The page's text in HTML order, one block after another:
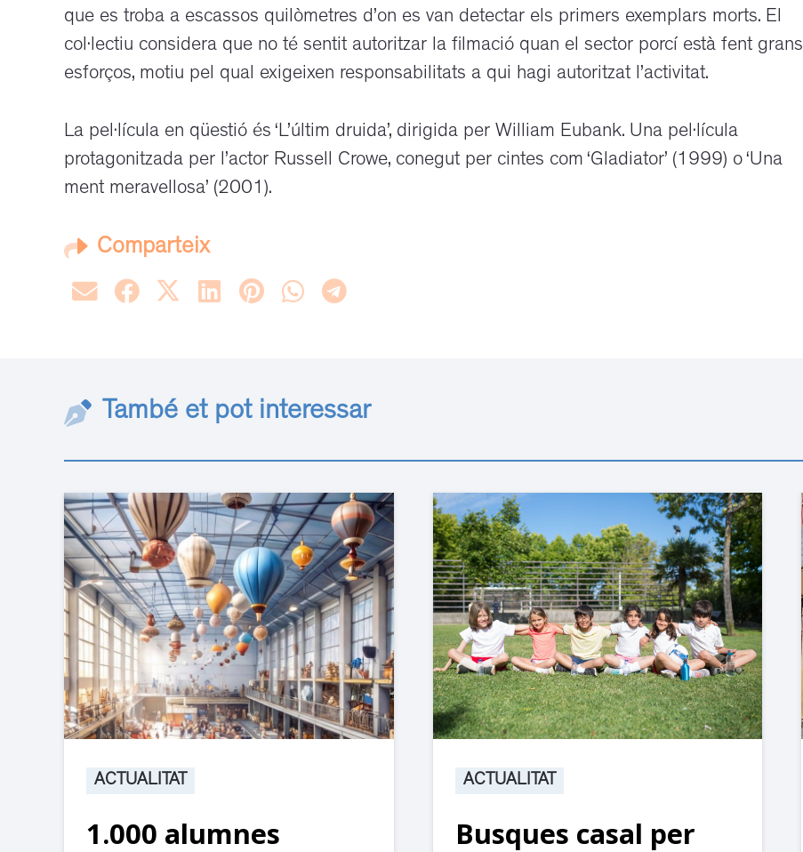
que es troba a escassos quilòmetres d’on es van detectar els primers exemplars morts. El
col·lectiu considera que no té sentit autoritzar la filmació quan el sector porcí està fent grans
esforços, motiu pel qual exigeixen responsabilitats a qui hagi autoritzat l’activitat.
La pel·lícula en qüestió és ‘L’últim druida’, dirigida per William Eubank. Una pel·lícula
protagonitzada per l’actor Russell Crowe, conegut per cintes com ‘Gladiator’ (1999) o ‘Una
ment meravellosa’ (2001).
Comparteix
També et pot interessar
ACTUALITAT
1.000 alumnes
ACTUALITAT
Busques casal per